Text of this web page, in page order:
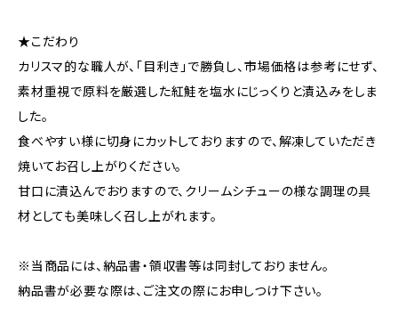
★こだわり
カリスマ的な職人が、「目利き」で勝負し、市場価格は参考にせず、
素材重視で原料を厳選した紅鮭を塩水にじっくりと漬込みをしま
した。
食べやすい様に切身にカットしておりますので、解凍していただき
焼いてお召し上がりください。
甘口に漬込んでおりますので、クリームシチューの様な調理の具
材としても美味しく召し上がれます。
※当商品には、納品書・領収書等は同封しておりません。
納品書が必要な際は、ご注文の際にお申しつけ下さい。